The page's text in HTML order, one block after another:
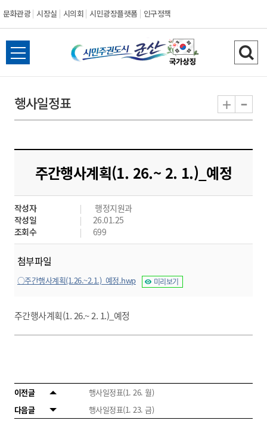
문화관광 시장실 시의회 시민광장플랫폼 인구정책
시
민
도
시
군
산
전
체
뉴
열
검
색
기
행사일정표 + -
주간행사계획(1. 26.~ 2. 1.)_예정
작성자
행정지원과
작성일
26.01.25
조회수
699
첨부파일
○주간행사계획(1.26.~2.1.)_예정.hwp 미리보기
주간행사계획(1. 26.~ 2. 1.)_예정
이전글
행사일정표(1. 26. 월)
다음글
행사일정표(1. 23. 금)